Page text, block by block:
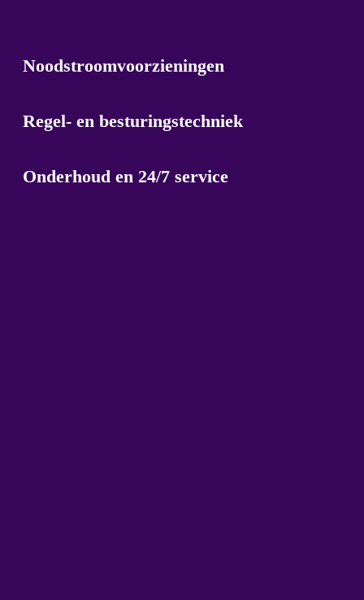
Noodstroomvoorzieningen
Regel- en besturingstechniek
Onderhoud en 24/7 service